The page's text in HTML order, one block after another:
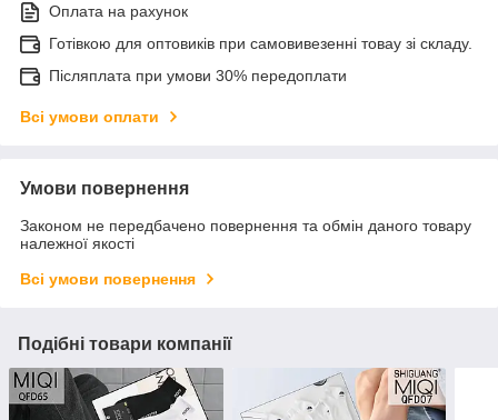
Оплата на рахунок
Готівкою для оптовиків при самовивезенні товау зі складу.
Післяплата при умови 30% передоплати
Всі умови оплати
Умови повернення
Законом не передбачено повернення та обмін даного товару
належної якості
Всі умови повернення
Подібні товари компанії